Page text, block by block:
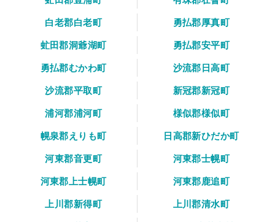
白老郡白老町
勇払郡厚真町
虻田郡洞爺湖町
勇払郡安平町
勇払郡むかわ町
沙流郡日高町
沙流郡平取町
新冠郡新冠町
浦河郡浦河町
様似郡様似町
幌泉郡えりも町
日高郡新ひだか町
河東郡音更町
河東郡士幌町
河東郡上士幌町
河東郡鹿追町
上川郡新得町
上川郡清水町